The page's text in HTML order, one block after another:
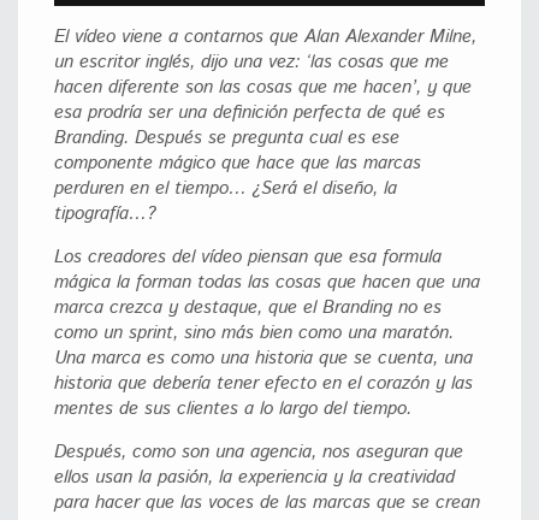
El vídeo viene a contarnos que Alan Alexander Milne,
un escritor inglés, dijo una vez: ‘las cosas que me
hacen diferente son las cosas que me hacen’, y que
esa prodría ser una definición perfecta de qué es
Branding. Después se pregunta cual es ese
componente mágico que hace que las marcas
perduren en el tiempo… ¿Será el diseño, la
tipografía…?
Los creadores del vídeo piensan que esa formula
mágica la forman todas las cosas que hacen que una
marca crezca y destaque, que el Branding no es
como un sprint, sino más bien como una maratón.
Una marca es como una historia que se cuenta, una
historia que debería tener efecto en el corazón y las
mentes de sus clientes a lo largo del tiempo.
Después, como son una agencia, nos aseguran que
ellos usan la pasión, la experiencia y la creatividad
para hacer que las voces de las marcas que se crean